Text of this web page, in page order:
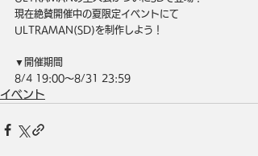
現在絶賛開催中の夏限定イベントにて
ULTRAMAN(SD)を制作しよう！
▼開催期間
8/4 19:00～8/31 23:59
イベント